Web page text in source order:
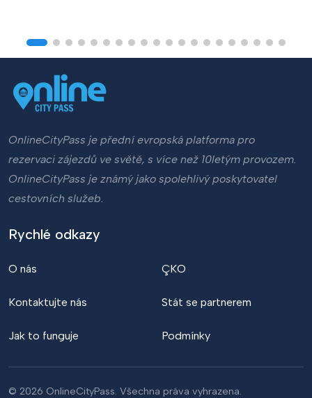
OnlineCityPass je přední evropská platforma pro
rezervaci zájezdů ve světě, s více než 10letým provozem.
OnlineCityPass je známý jako spolehlivý poskytovatel
cestovních služeb.
Rychlé odkazy
O nás
Kontaktujte nás
Jak to funguje
ÇKO
Stát se partnerem
Podmínky
© 2026 OnlineCityPass. Všechna práva vyhrazena.